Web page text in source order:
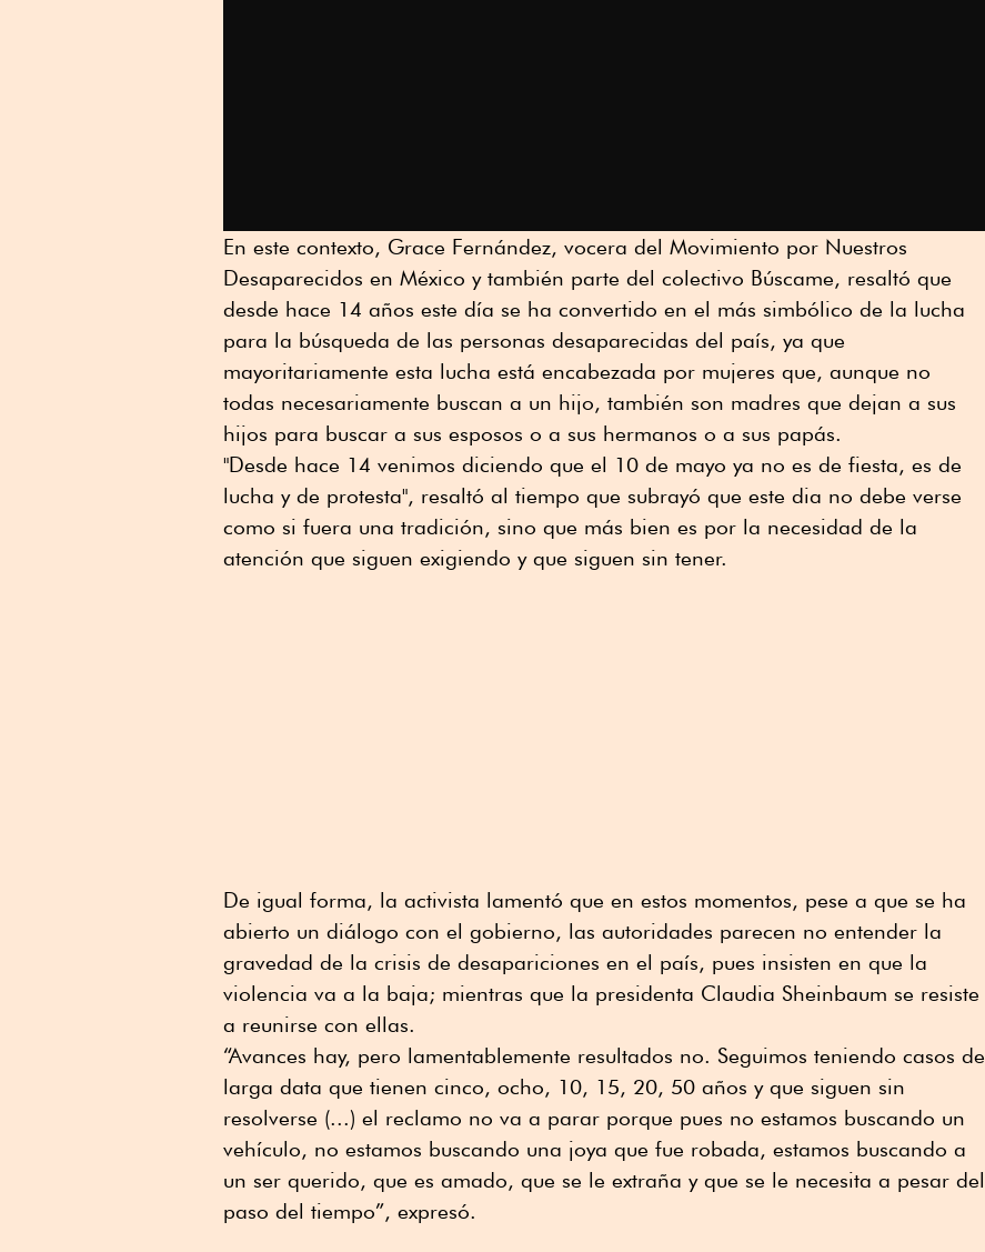
En este contexto, Grace Fernández, vocera del Movimiento por Nuestros
Desaparecidos en México y también parte del colectivo Búscame, resaltó que
desde hace 14 años este día se ha convertido en el más simbólico de la lucha
para la búsqueda de las personas desaparecidas del país, ya que
mayoritariamente esta lucha está encabezada por mujeres que, aunque no
todas necesariamente buscan a un hijo, también son madres que dejan a sus
hijos para buscar a sus esposos o a sus hermanos o a sus papás.
"Desde hace 14 venimos diciendo que el 10 de mayo ya no es de fiesta, es de
lucha y de protesta", resaltó al tiempo que subrayó que este dia no debe verse
como si fuera una tradición, sino que más bien es por la necesidad de la
atención que siguen exigiendo y que siguen sin tener.
De igual forma, la activista lamentó que en estos momentos, pese a que se ha
abierto un diálogo con el gobierno, las autoridades parecen no entender la
gravedad de la crisis de desapariciones en el país, pues insisten en que la
violencia va a la baja; mientras que la presidenta Claudia Sheinbaum se resiste
a reunirse con ellas.
“Avances hay, pero lamentablemente resultados no. Seguimos teniendo casos de
larga data que tienen cinco, ocho, 10, 15, 20, 50 años y que siguen sin
resolverse (...) el reclamo no va a parar porque pues no estamos buscando un
vehículo, no estamos buscando una joya que fue robada, estamos buscando a
un ser querido, que es amado, que se le extraña y que se le necesita a pesar del
paso del tiempo”, expresó.